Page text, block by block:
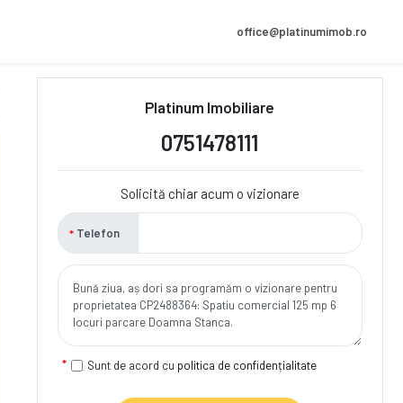
office@platinumimob.ro
Platinum Imobiliare
0751478111
Solicită chiar acum o vizionare
Telefon
Sunt de acord cu politica de confidențialitate